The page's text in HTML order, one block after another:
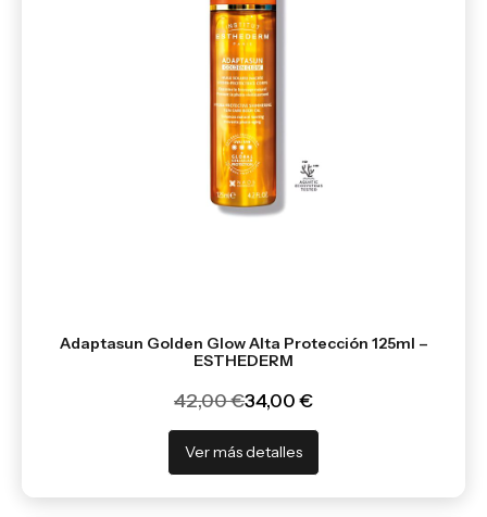
Adaptasun Golden Glow Alta Protección 125ml –
ESTHEDERM
42,00 €34,00 €
Ver más detalles